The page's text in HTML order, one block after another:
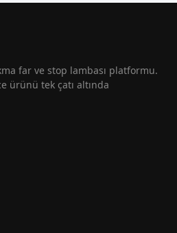
far ve stop lambası platformu.
ürünü tek çatı altında